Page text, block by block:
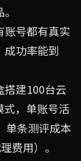
账号都有真实
功率能到
搭建100台云
式，单账号活
单条测评成本
费用）。